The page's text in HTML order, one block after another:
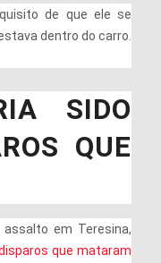
de que ele se
dentro do carro.
SIDO
QUE
em Teresina,
que mataram